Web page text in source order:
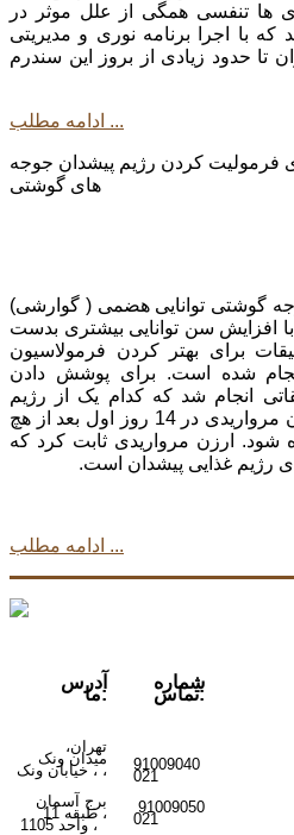
ها تنفسی همگی از علل موثر در
با اجرا برنامه نوری و مدیریتی
تا حدود زیادی از بروز این سندرم
ادامه مطلب ...
فرمولیت کردن رژیم پیشدان جوجه
های گوشتی
گوشتی توانایی هضمی ( گوارشی)
افزایش سن توانایی بیشتری بدست
برای بهتر کردن فرمولاسیون
شده است. برای پوشش دادن
انجام شد که کدام یک از رژیم
های ذرت، سرگم و یا ارزن مرواریدی در 14 روز اول بعد از هچ
شود. ارزن مرواریدی ثابت کرد که
رژیم غذایی پیشدان است.
ادامه مطلب ...
ما:
شماره
تماس:
میدان ونک
،خیابان ونک ،
برج آسمان
، طبقه 11
،
91009040
021
91009050
021